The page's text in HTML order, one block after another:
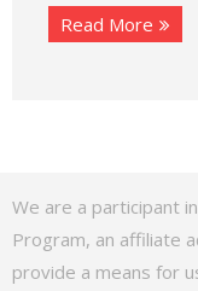
Read More
We are a participant
Program, an affiliate
provide a means for